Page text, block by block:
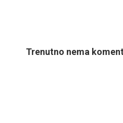
Trenutno nema